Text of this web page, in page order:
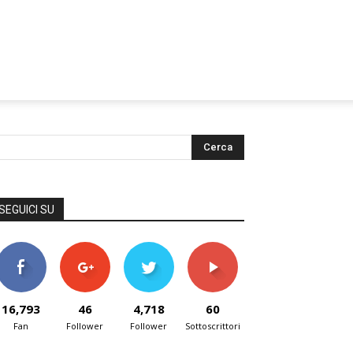
SU
16,793
Fan
46
Follower
4,718
Follower
60
Sottoscrittori